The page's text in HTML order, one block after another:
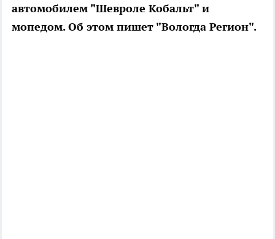
автомобилем "Шевроле Кобальт" и
мопедом. Об этом пишет "Вологда Регион".